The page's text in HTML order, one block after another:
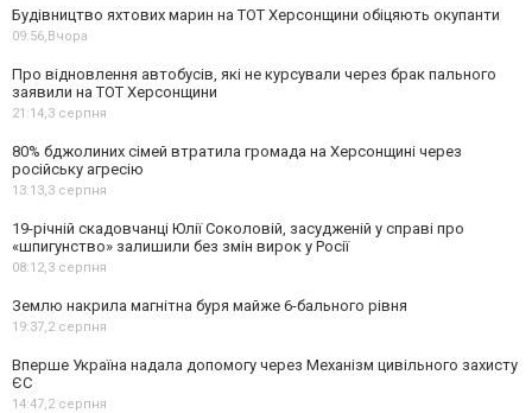
Будівництво яхтових марин на ТОТ Херсонщини обіцяють окупанти
09:56,Вчора
Про відновлення автобусів, які не курсували через брак пального
заявили на ТОТ Херсонщини
21:14,3 серпня
80% бджолиних сімей втратила громада на Херсонщині через
російську агресію
13:13,3 серпня
19-річній скадовчанці Юлії Соколовій, засудженій у справі про
«шпигунство» залишили без змін вирок у Росії
08:12,3 серпня
Землю накрила магнітна буря майже 6-бального рівня
19:37,2 серпня
Вперше Україна надала допомогу через Механізм цивільного захисту
ЄС
14:47,2 серпня